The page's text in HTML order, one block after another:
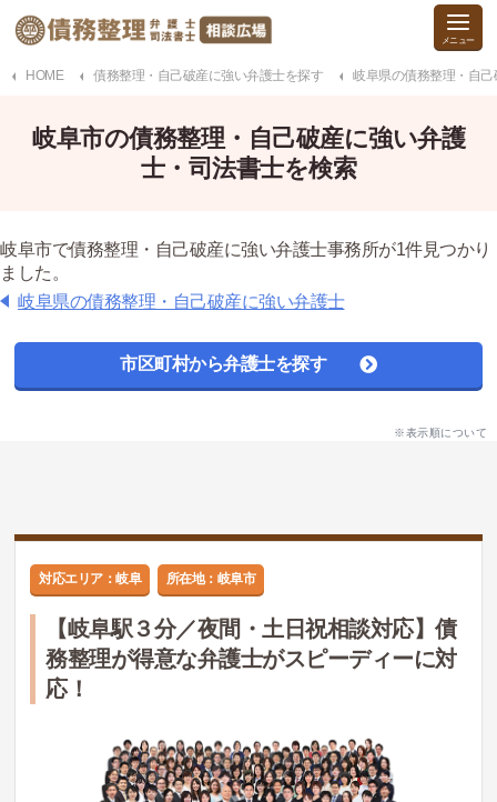
HOME 債務整理・自己破産に強い弁護士を探す 岐阜県の債務整理・自
岐阜市の債務整理・自己破産に強い弁護
士・司法書士を検索
岐阜市で債務整理・自己破産に強い弁護士事務所が1件見つかり
ました。
岐阜県の債務整理・自己破産に強い弁護士
市区町村から弁護士を探す
※表示順について
対応エリア：岐阜 所在地：岐阜市
【岐阜駅３分／夜間・土日祝相談対応】債
務整理が得意な弁護士がスピーディーに対
応！